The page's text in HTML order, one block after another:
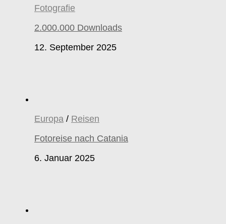
Fotografie
2.000.000 Downloads
12. September 2025
Europa / Reisen
Fotoreise nach Catania
6. Januar 2025